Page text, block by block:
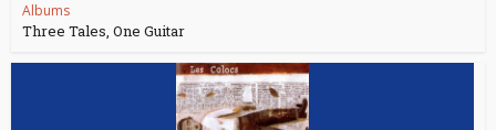
Albums
Three Tales, One Guitar